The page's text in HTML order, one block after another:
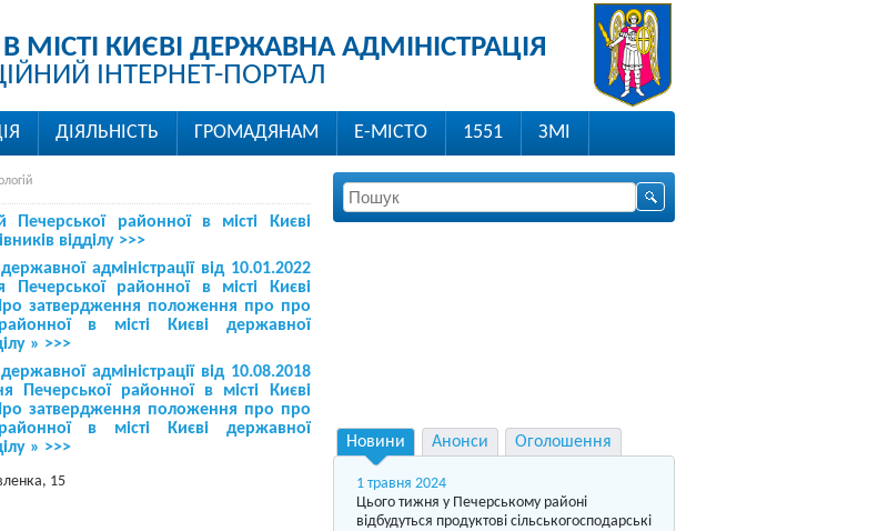
МІСТІ КИЄВІ ДЕРЖАВНА АДМІНІСТРАЦІЯ
ІНТЕРНЕТ-ПОРТАЛ
ДІЯЛЬНІСТЬ ГРОМАДЯНАМ Е-МІСТО 1551 ЗМІ
Печерської районної в місті Києві
відділу >>>
адміністрації від 10.01.2022
районної в місті Києві
затвердження положення про про
в місті Києві державної
» >>>
адміністрації від 10.08.2018
районної в місті Києві
затвердження положення про про
в місті Києві державної
» >>>
15
Новини Анонси Оголошення
1 травня 2024
Цього тижня у Печерському районі
відбудуться продуктові сільськогосподарські